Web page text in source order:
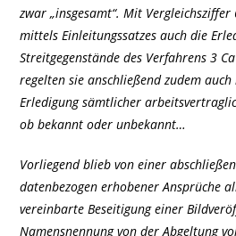
zwar „insgesamt“. Mit
mittels Einleitungssatzes auch die
Streitgegenstände des Verfahrens 3
regelten sie anschließend zudem
Erledigung sämtlicher
ob bekannt oder unbekannt…
Vorliegend blieb von einer
datenbezogen erhobener Ansprüche
vereinbarte Beseitigung einer
Namensnennung von der Abgeltung